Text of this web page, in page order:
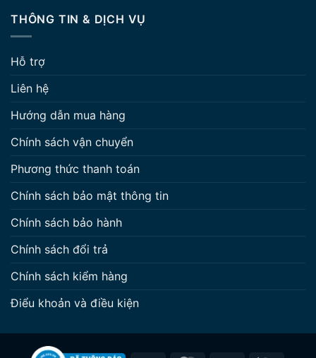
THÔNG TIN & DỊCH VỤ
Hỗ trợ
Liên hệ
Hướng dẫn mua hàng
Chính sách vận chuyển
Phương thức thanh toán
Chính sách bảo mật thông tin
Chính sách bảo hành
Chính sách đổi trả
Chính sách kiểm hàng
Điểu khoản và điều kiện